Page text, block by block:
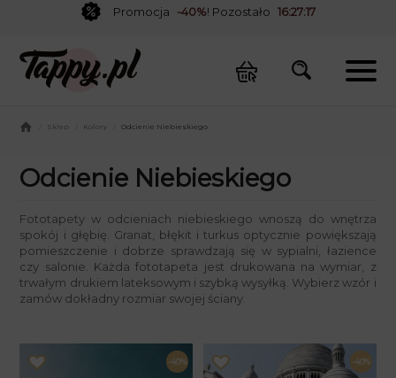
Promocja -40%! Pozostało 16:27:16
Sklep Kolory Odcienie Niebieskiego
Odcienie Niebieskiego
Fototapety w odcieniach niebieskiego wnoszą do wnętrza
spokój i głębię. Granat, błękit i turkus optycznie powiększają
pomieszczenie i dobrze sprawdzają się w sypialni, łazience
czy salonie. Każda fototapeta jest drukowana na wymiar, z
trwałym drukiem lateksowym i szybką wysyłką. Wybierz wzór i
zamów dokładny rozmiar swojej ściany.
-40% -40%